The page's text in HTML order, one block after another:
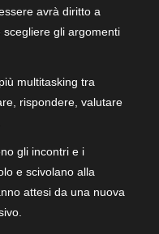
avrà diritto a
gli argomenti
multitasking tra
rispondere, valutare
gli incontri e i
e scivolano alla
attesi da una nuova